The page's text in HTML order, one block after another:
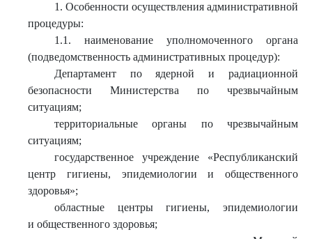
1. Особенности осуществления административной
процедуры:
1.1. наименование уполномоченного органа
(подведомственность административных процедур):
Департамент по ядерной и радиационной
безопасности Министерства по чрезвычайным
ситуациям;
территориальные органы по чрезвычайным
ситуациям;
государственное учреждение «Республиканский
центр гигиены, эпидемиологии и общественного
здоровья»;
областные центры гигиены, эпидемиологии
и общественного здоровья;